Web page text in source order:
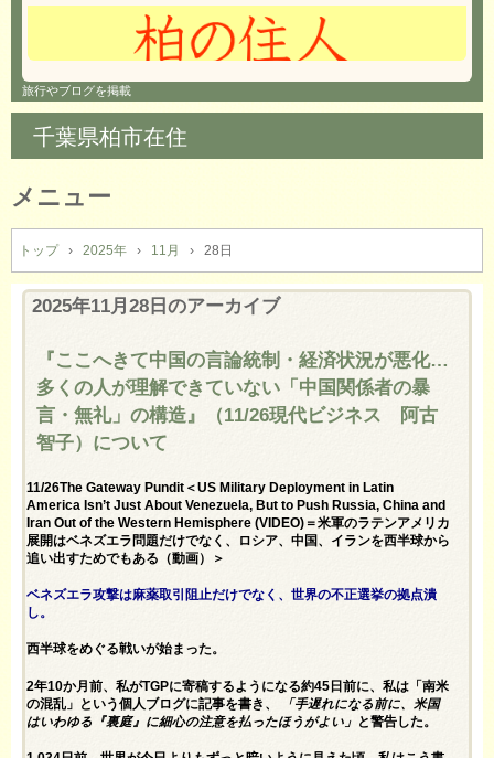
旅行やブログを掲載
千葉県柏市在住
メニュー
コ
ン
テ
ン
トップ › 2025年 › 11月 › 28日
2025年11月28日 のアーカイブ
『ここへきて中国の言論統制・経済状況が悪化…
多くの人が理解できていない「中国関係者の暴
言・無礼」の構造』（11/26現代ビジネス 阿古
智子）について
11/26The Gateway Pundit＜US Military Deployment in Latin
America Isn’t Just About Venezuela, But to Push Russia, China and
Iran Out of the Western Hemisphere (VIDEO)＝米軍のラテンアメリカ
展開はベネズエラ問題だけでなく、ロシア、中国、イランを西半球から
追い出すためでもある（動画）＞
ベネズエラ攻撃は麻薬取引阻止だけでなく、世界の不正選挙の拠点潰
し。
西半球をめぐる戦いが始まった。
2年10か月前、私がTGPに寄稿するようになる約45日前に、私は「南米
の混乱」という個人ブログに記事を書き、
「手遅れになる前に、米国
はいわゆる『裏庭』に細心の注意を払ったほうがよい」 と警告した。